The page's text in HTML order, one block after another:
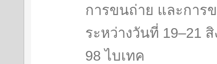
การขนถ่าย และการ
ระหว่างวันที่ 19–21
98 ไบเทค